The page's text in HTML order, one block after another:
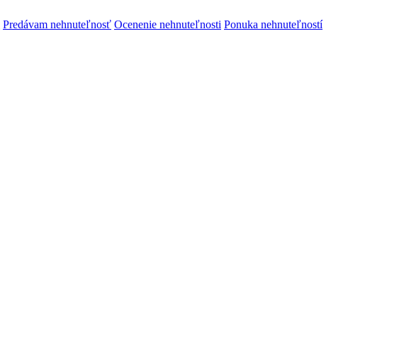
Predávam nehnuteľnosť Ocenenie nehnuteľnosti Ponuka nehnuteľností